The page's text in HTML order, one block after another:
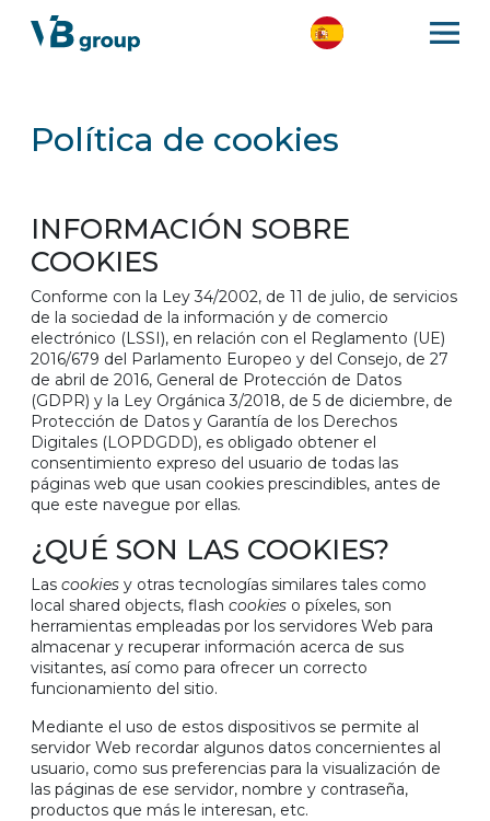
Política de cookies
INFORMACIÓN SOBRE
COOKIES
Conforme con la Ley 34/2002, de 11 de julio, de servicios
de la sociedad de la información y de comercio
electrónico (LSSI), en relación con el Reglamento (UE)
2016/679 del Parlamento Europeo y del Consejo, de 27
de abril de 2016, General de Protección de Datos
(GDPR) y la Ley Orgánica 3/2018, de 5 de diciembre, de
Protección de Datos y Garantía de los Derechos
Digitales (LOPDGDD), es obligado obtener el
consentimiento expreso del usuario de todas las
páginas web que usan cookies prescindibles, antes de
que este navegue por ellas.
¿QUÉ SON LAS COOKIES?
Las cookies y otras tecnologías similares tales como
local shared objects, flash cookies o píxeles, son
herramientas empleadas por los servidores Web para
almacenar y recuperar información acerca de sus
visitantes, así como para ofrecer un correcto
funcionamiento del sitio.
Mediante el uso de estos dispositivos se permite al
servidor Web recordar algunos datos concernientes al
usuario, como sus preferencias para la visualización de
las páginas de ese servidor, nombre y contraseña,
productos que más le interesan, etc.